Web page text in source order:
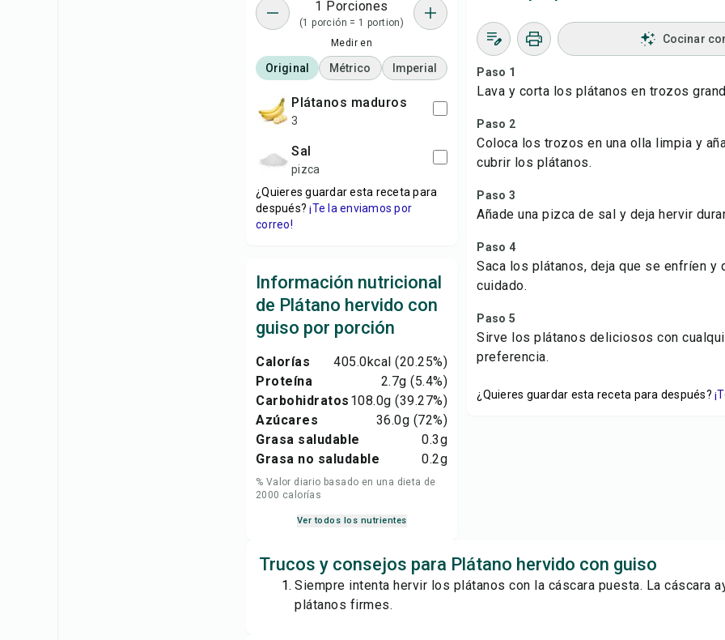
1 Porciones
(1 porción = 1 portion)
Medir en
Original Métrico Imperial
plátanos maduros
3
sal
pizca
¿Quieres guardar esta receta para
después? ¡Te la enviamos por
correo!
Información nutricional
de Plátano hervido con
guiso por porción
Calorías 405.0kcal (20.25%)
Proteína
2.7g (5.4%)
Carbohidratos 108.0g (39.27%)
Azúcares
36.0g (72%)
Grasa saludable
0.3g
Grasa no saludable
0.2g
% Valor diario basado en una dieta de
2000 calorías
Ver todos los nutrientes
Cocinar
Paso 1
Lava y corta los plátanos en trozos
Paso 2
Coloca los trozos en una olla limpia y
cubrir los plátanos.
Paso 3
Añade una pizca de sal y deja hervir
Paso 4
Saca los plátanos, deja que se enfríen y
cuidado.
Paso 5
Sirve los plátanos deliciosos con
preferencia.
¿Quieres guardar esta receta para después?
Trucos y consejos para Plátano hervido con guiso
Siempre intenta hervir los plátanos con la cáscara puesta. La cáscara
plátanos firmes.